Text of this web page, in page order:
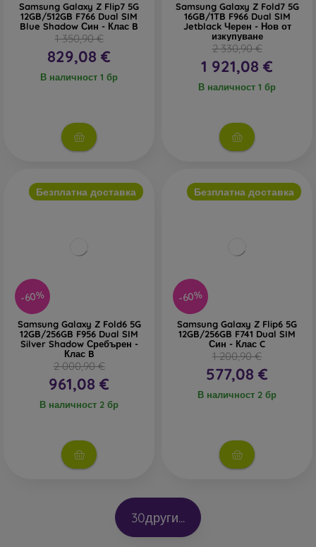
Samsung Galaxy Z Flip7 5G
12GB/512GB F766 Dual SIM
Blue Shadow Син - Клас B
1 350,90 €
829,08 €
В наличност 1 бр
Samsung Galaxy Z Fold7 5G
16GB/1TB F966 Dual SIM
Jetblack Черен - Нов от
изкупуване
2 330,90 €
1 921,08 €
В наличност 1 бр
-60%
Безплатна доставка
Samsung Galaxy Z Fold6 5G
12GB/256GB F956 Dual SIM
Silver Shadow Сребърен -
Клас B
2 000,90 €
961,08 €
В наличност 2 бр
-60%
Безплатна доставка
Samsung Galaxy Z Flip6 5G
12GB/256GB F741 Dual SIM
Син - Клас C
1 200,90 €
577,08 €
В наличност 2 бр
30други...